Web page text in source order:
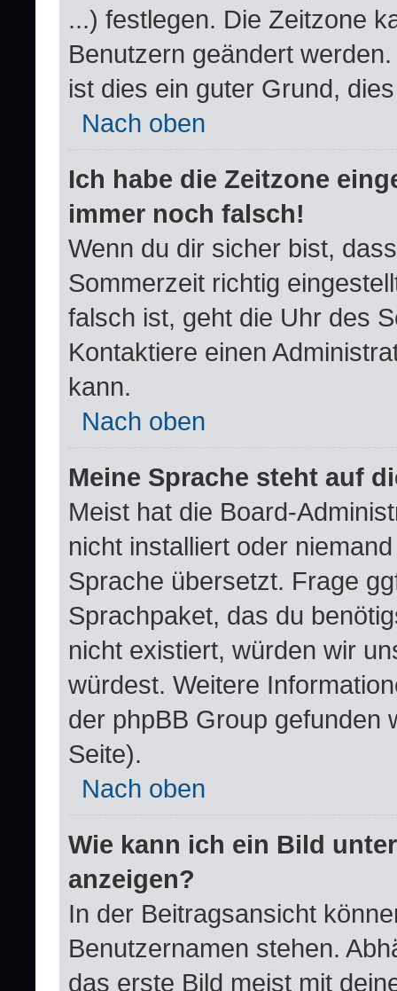
...) festlegen. Die Zeitzone
Benutzern geändert
ist dies ein guter Grund,
Nach oben
Ich habe die Zeitzone
immer noch falsch!
Wenn du dir sicher bist,
Sommerzeit richtig
falsch ist, geht die Uhr des
Kontaktiere einen
kann.
Nach oben
Meine Sprache steht auf
Meist hat die Board-
nicht installiert oder
Sprache übersetzt. Frage
Sprachpaket, das du
nicht existiert, würden wir
würdest. Weitere
der phpBB Group gefunden
Seite).
Nach oben
Wie kann ich ein Bild
anzeigen?
In der Beitragsansicht
Benutzernamen stehen.
das erste Bild meist mit